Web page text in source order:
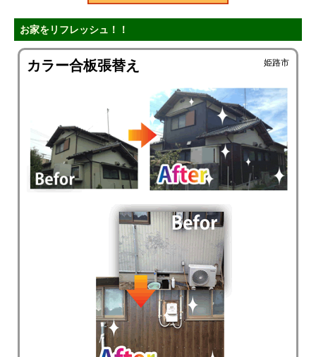
お家をリフレッシュ！！
カラー合板張替え 姫路市